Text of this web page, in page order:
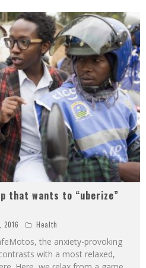
that wants to “uberize”
2016 Health
the anxiety-provoking
with a most relaxed,